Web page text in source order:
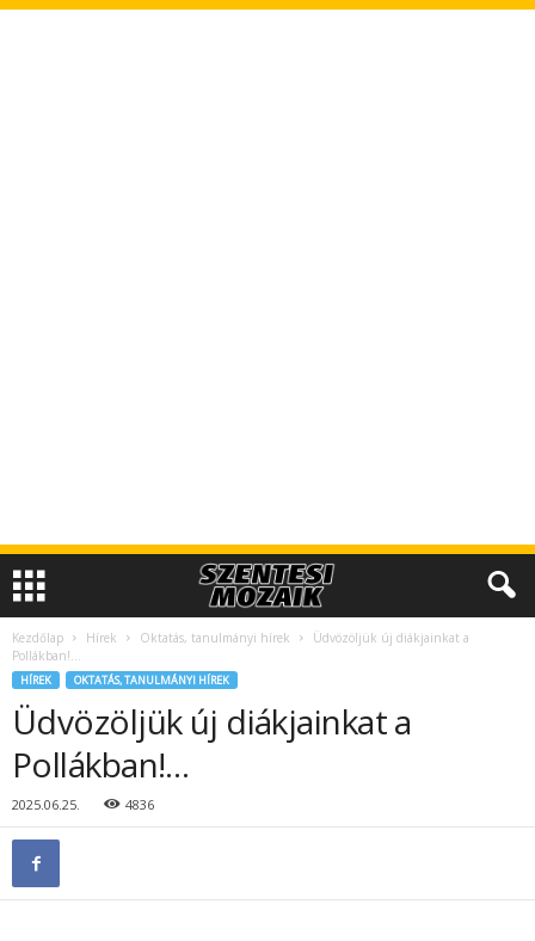
Kezdőlap Hírek Oktatás, tanulmányi hírek
Üdvözöljük új diákjainkat a
Pollákban!…
HÍREK OKTATÁS, TANULMÁNYI HÍREK
Üdvözöljük új diákjainkat a
Pollákban!…
2025.06.25. 4836